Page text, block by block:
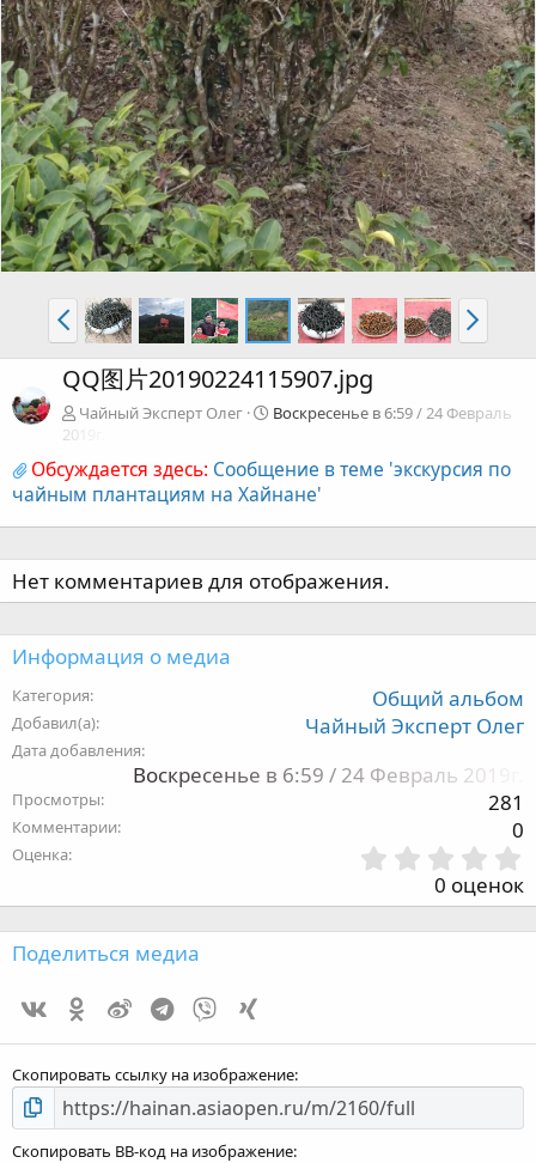
QQ图片20190224115907.jpg
Чайный Эксперт Олег
Воскресенье в 6:59 / 24 Февраль
2019г.
Обсуждается здесь: Сообщение в теме 'экскурсия по
чайным плантациям на Хайнане'
Нет комментариев для отображения.
Информация о медиа
Категория Общий альбом
Добавил(а) Чайный Эксперт Олег
Дата добавления
Воскресенье в 6:59 / 24 Февраль 2019г.
Просмотры 281
Комментарии 0
Оценка
,
0
0
д
0 оценок
Поделиться медиа
Vk
Ok WeiboTelegram
Viber
Скопировать ссылку на изображение
Скопировать BB-код на изображение